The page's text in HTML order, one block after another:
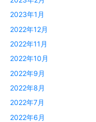
2023年1月
2022年12月
2022年11月
2022年10月
2022年9月
2022年8月
2022年7月
2022年6月